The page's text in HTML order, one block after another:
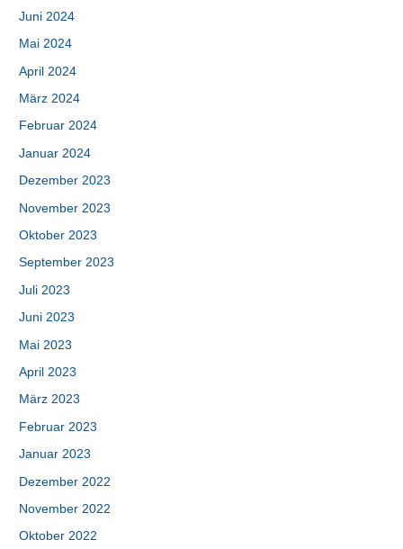
Juni 2024
Mai 2024
April 2024
März 2024
Februar 2024
Januar 2024
Dezember 2023
November 2023
Oktober 2023
September 2023
Juli 2023
Juni 2023
Mai 2023
April 2023
März 2023
Februar 2023
Januar 2023
Dezember 2022
November 2022
Oktober 2022